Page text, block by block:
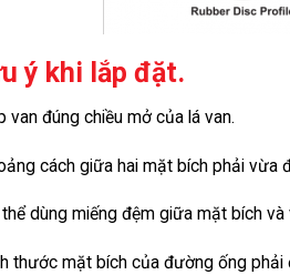
ý khi lắp đặt.
van đúng chiều mở của lá van.
cách giữa hai mặt bích phải vừa
dùng miếng đệm giữa mặt bích
thước mặt bích của đường ống